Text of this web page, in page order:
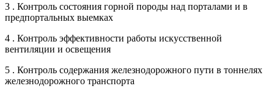
3 . Контроль состояния горной породы над порталами и в
предпортальных выемках
4 . Контроль эффективности работы искусственной
вентиляции и освещения
5 . Контроль содержания железнодорожного пути в тоннелях
железнодорожного транспорта